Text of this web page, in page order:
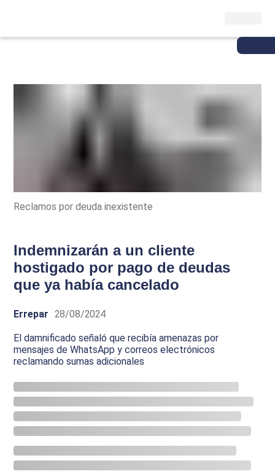
Reclamos por deuda inexistente
Indemnizarán a un cliente
hostigado por pago de deudas
que ya había cancelado
Errepar 28/08/2024
El damnificado señaló que recibía amenazas por
mensajes de WhatsApp y correos electrónicos
reclamando sumas adicionales